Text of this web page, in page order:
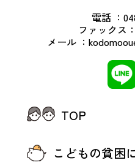
電話 ：
ファックス：
メール ：
TOP
こどもの貧困